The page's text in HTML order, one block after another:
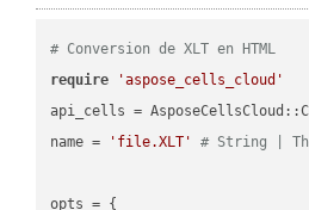
# Conversion de XLT en HTML
require
'aspose_cells_cloud'
api_cells =
name =
'file.XLT' # String |
opts = {